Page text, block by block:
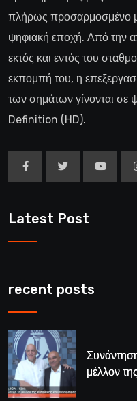
πλήρως προσαρμοσμένο
ψηφιακή εποχή. Από την
εκτός και εντός του
εκπομπή του, η
των σημάτων γίνονται σε
Definition (HD).
Latest Post
recent posts
μέλλον